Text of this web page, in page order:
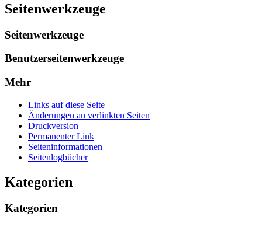
Seitenwerkzeuge
Seitenwerkzeuge
Benutzerseitenwerkzeuge
Mehr
Links auf diese Seite
Änderungen an verlinkten Seiten
Druckversion
Permanenter Link
Seiten­­informationen
Seitenlogbücher
Kategorien
Kategorien